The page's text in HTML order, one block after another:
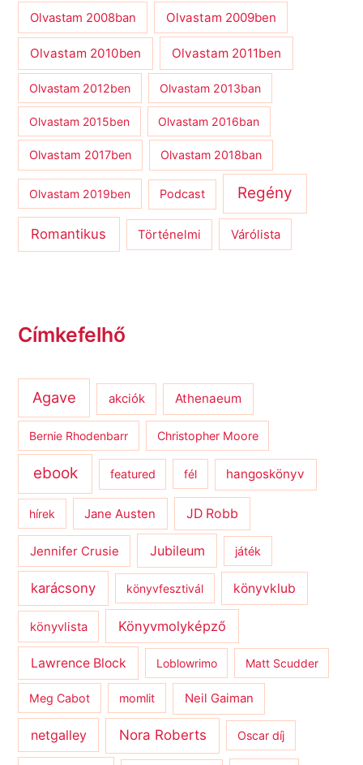
Olvastam 2008ban Olvastam 2009ben
Olvastam 2010ben Olvastam 2011ben
Olvastam 2012ben Olvastam 2013ban
Olvastam 2015ben Olvastam 2016ban
Olvastam 2017ben Olvastam 2018ban
Olvastam 2019ben Podcast Regény
Romantikus Történelmi Várólista
Címkefelhő
Agave akciók Athenaeum
Bernie Rhodenbarr Christopher Moore
ebook featured fél hangoskönyv
hírek Jane Austen JD Robb
Jennifer Crusie Jubileum játék
karácsony könyvfesztivál könyvklub
könyvlista Könyvmolyképző
Lawrence Block Loblowrimo Matt Scudder
Meg Cabot momlit Neil Gaiman
netgalley Nora Roberts Oscar díj